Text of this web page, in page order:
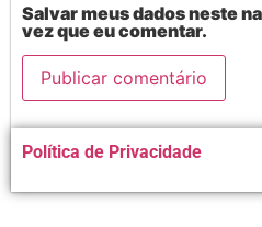
Salvar meus dados neste
vez que eu comentar.
Alternative:
Política de Privacidade